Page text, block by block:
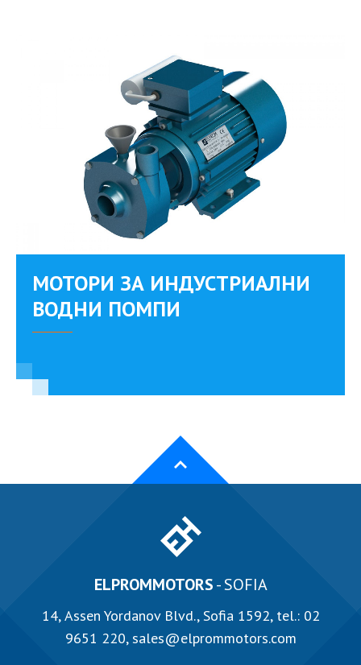
MОТОРИ ЗА ИНДУСТРИАЛНИ
ВОДНИ ПОМПИ
ELPROMMOTORS- SOFIA
14, Аssen Yordanov Blvd., Sofia 1592, tel.: 02
9651 220,sales@elprommotors.com